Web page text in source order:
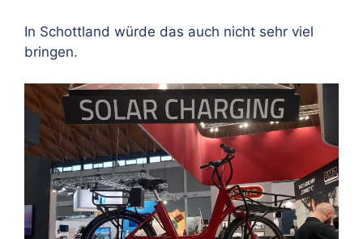
In Schottland würde das auch nicht sehr viel
bringen.